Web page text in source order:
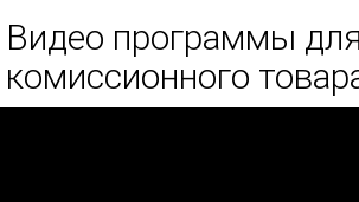
Видео программы
комиссионного